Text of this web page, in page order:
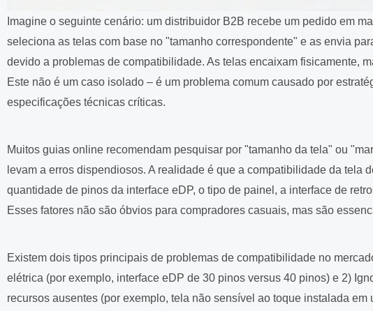
Imagine o seguinte cenário: um distribuidor B2B recebe um pedido em
seleciona as telas com base no "tamanho correspondente" e as envia
devido a problemas de compatibilidade. As telas encaixam fisicamente,
Este não é um caso isolado – é um problema comum causado por
especificações técnicas críticas.
Muitos guias online recomendam pesquisar por "tamanho da tela" ou
levam a erros dispendiosos. A realidade é que a compatibilidade da tela
quantidade de pinos da interface eDP, o tipo de painel, a interface de
Esses fatores não são óbvios para compradores casuais, mas são
Existem dois tipos principais de problemas de compatibilidade no
elétrica (por exemplo, interface eDP de 30 pinos versus 40 pinos) e 2)
recursos ausentes (por exemplo, tela não sensível ao toque instalada